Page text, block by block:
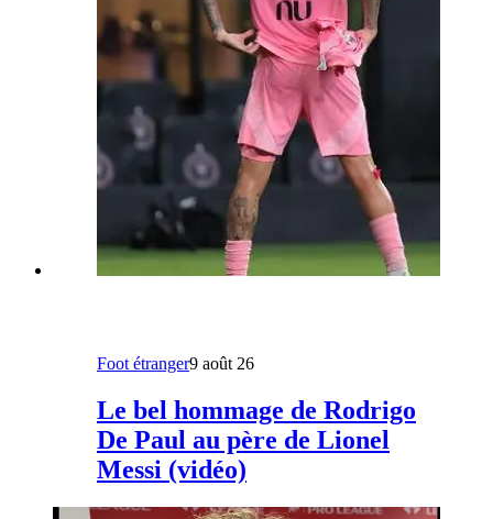
Foot étranger9 août 26
Le bel hommage de Rodrigo
De Paul au père de Lionel
Messi (vidéo)